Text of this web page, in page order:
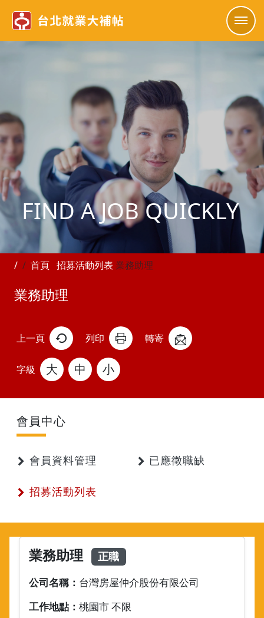
FIND A JOB QUICKLY
首頁 招募活動列表 業務助理
業務助理
上一頁
字級 大 中 小
列印 轉寄
會員中心
會員資料管理 已應徵職缺
招募活動列表
業務助理 正職
公司名稱： 台灣房屋仲介股份有限公司
工作地點： 桃園市 不限